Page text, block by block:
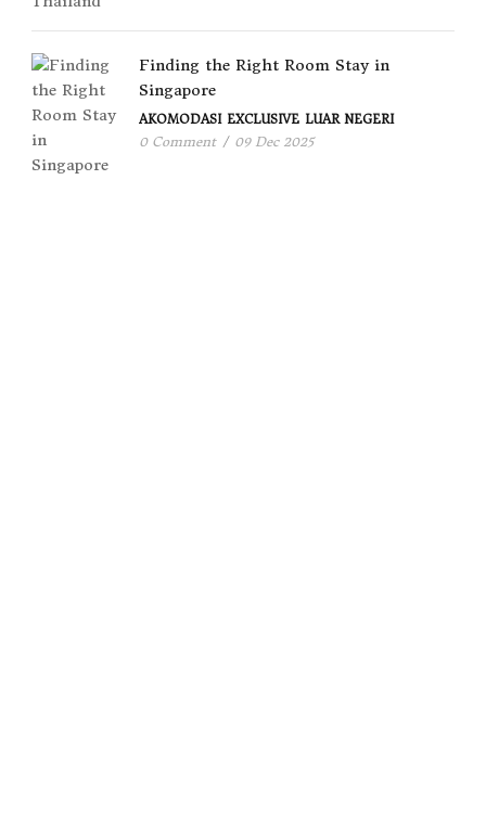
Finding the Right Room Stay in
Singapore
AKOMODASI EXCLUSIVE LUAR NEGERI
0 Comment / 09 Dec 2025